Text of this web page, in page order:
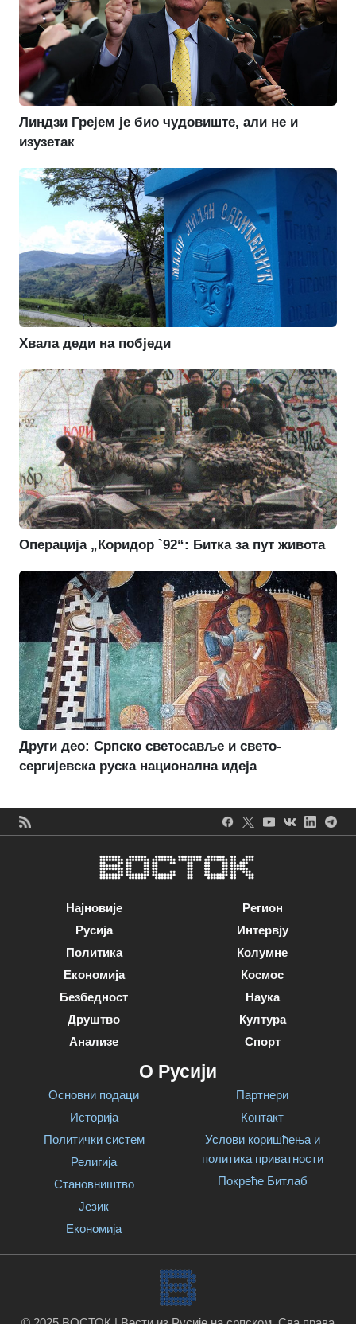
Линдзи Грејем је био чудовиште, али не и
изузетак
Хвала деди на побједи
Операција „Коридор `92“: Битка за пут живота
Други део: Српско светосавље и свето-
сергијевска руска национална идеја
Најновије
Русија
Политика
Економија
Безбедност
Друштво
Анализе
Регион
Интервју
Колумне
Космос
Наука
Култура
Спорт
О Русији
Основни подаци
Историја
Политички систем
Религија
Становништво
Језик
Економија
Партнери
Контакт
Услови коришћења и
политика приватности
Покреће Битлаб
© 2025 ВОСТОК | Вести из Русије на српском. Сва права